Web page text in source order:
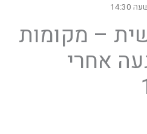
– מקומות
אחרי